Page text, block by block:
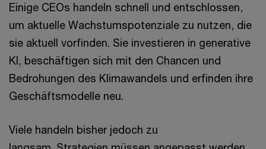
Einige CEOs handeln schnell und entschlossen,
um aktuelle Wachstumspotenziale zu nutzen, die
sie aktuell vorfinden. Sie investieren in generative
KI, beschäftigen sich mit den Chancen und
Bedrohungen des Klimawandels und erfinden ihre
Geschäftsmodelle neu.
Viele handeln bisher jedoch zu